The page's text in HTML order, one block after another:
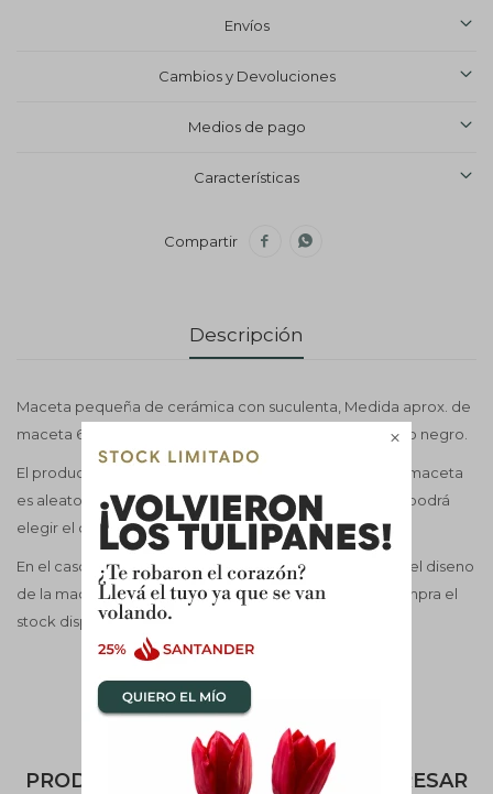

Envíos
Cambios y Devoluciones
Medios de pago
Características
 
Descripción
Maceta pequeña de cerámica con suculenta, Medida aprox. de
maceta 6cm X10cm. Diferentes diseños y color blanco o negro.
El producto incluye 1 maceta con 1 planta, Diseño de la maceta
es aleatorio según el stock al igual que la suculenta, se podrá
elegir el color blanco o negro de la maceta.
En el caso de querer elegir dentro del stock la planta y el diseno
de la maceta consultar una vez se haya realizado la compra el
stock disponible.
PRODUCTOS QUE TE PUEDEN INTERESAR